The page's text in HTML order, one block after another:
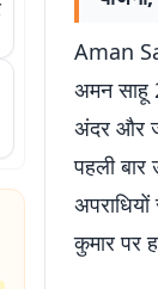
Aman
अमन साहू
अंदर और
पहली
कुमार पर